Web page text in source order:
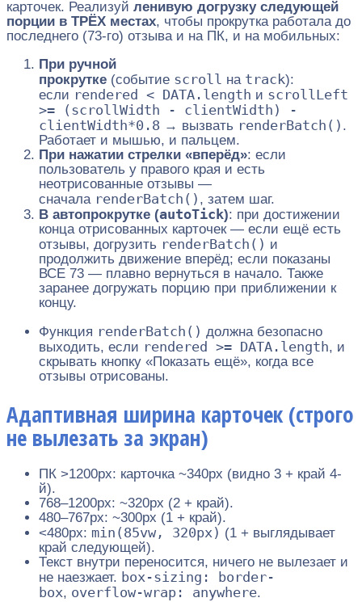
карточек. Реализуй ленивую догрузку следующей
порции в ТРЁХ местах, чтобы прокрутка работала до
последнего (73-го) отзыва и на ПК, и на мобильных:
При ручной
прокрутке (событие scroll на track):
если rendered < DATA.length и scrollLeft
>= (scrollWidth - clientWidth) -
clientWidth*0.8 → вызвать renderBatch() .
Работает и мышью, и пальцем.
При нажатии стрелки «вперёд»: если
пользователь у правого края и есть
неотрисованные отзывы —
сначала renderBatch() , затем шаг.
В автопрокрутке (autoTick): при достижении
конца отрисованных карточек — если ещё есть
отзывы, догрузить renderBatch() и
продолжить движение вперёд; если показаны
ВСЕ 73 — плавно вернуться в начало. Также
заранее догружать порцию при приближении к
концу.
Функция renderBatch() должна безопасно
выходить, если rendered >= DATA.length, и
скрывать кнопку «Показать ещё», когда все
отзывы отрисованы.
Адаптивная ширина карточек (строго
не вылезать за экран)
ПК >1200px: карточка ~340px (видно 3 + край 4-
й).
768–1200px: ~320px (2 + край).
480–767px: ~300px (1 + край).
<480px: min(85vw, 320px) (1 + выглядывает
край следующей).
Текст внутри переносится, ничего не вылезает и
не наезжает. box-sizing: border-
box, overflow-wrap: anywhere.